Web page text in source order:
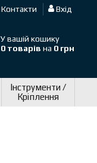
Контакти Вхід
У вашій кошику
0 товарів на 0 грн
Інструменти /
Кріплення